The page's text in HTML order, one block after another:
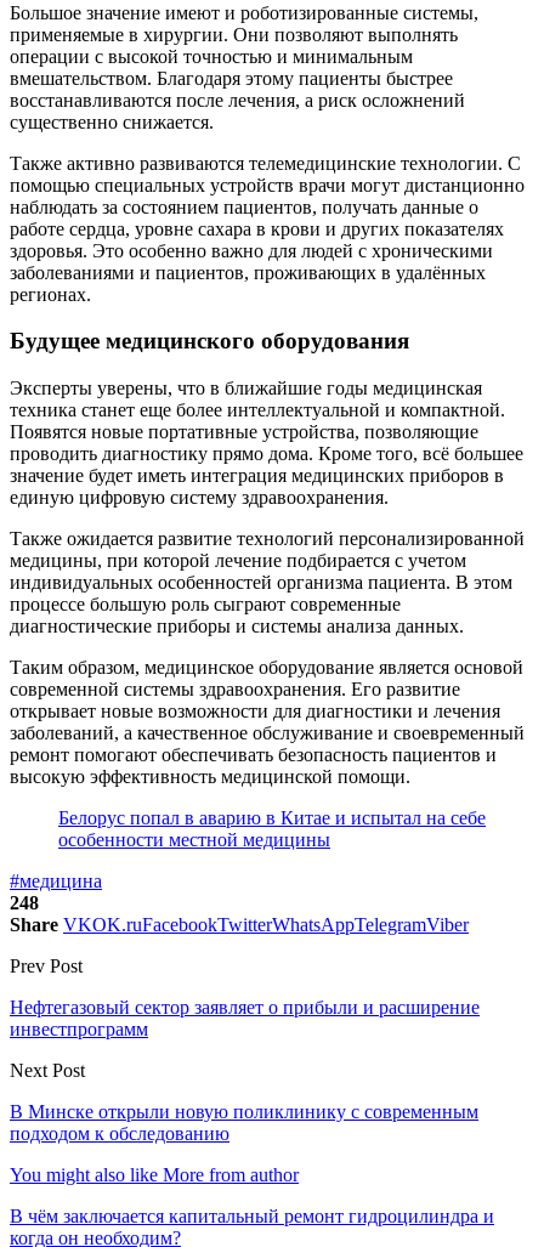
Большое значение имеют и роботизированные системы,
применяемые в хирургии. Они позволяют выполнять
операции с высокой точностью и минимальным
вмешательством. Благодаря этому пациенты быстрее
восстанавливаются после лечения, а риск осложнений
существенно снижается.
Также активно развиваются телемедицинские технологии. С
помощью специальных устройств врачи могут дистанционно
наблюдать за состоянием пациентов, получать данные о
работе сердца, уровне сахара в крови и других показателях
здоровья. Это особенно важно для людей с хроническими
заболеваниями и пациентов, проживающих в удалённых
регионах.
Будущее медицинского оборудования
Эксперты уверены, что в ближайшие годы медицинская
техника станет еще более интеллектуальной и компактной.
Появятся новые портативные устройства, позволяющие
проводить диагностику прямо дома. Кроме того, всё большее
значение будет иметь интеграция медицинских приборов в
единую цифровую систему здравоохранения.
Также ожидается развитие технологий персонализированной
медицины, при которой лечение подбирается с учетом
индивидуальных особенностей организма пациента. В этом
процессе большую роль сыграют современные
диагностические приборы и системы анализа данных.
Таким образом, медицинское оборудование является основой
современной системы здравоохранения. Его развитие
открывает новые возможности для диагностики и лечения
заболеваний, а качественное обслуживание и своевременный
ремонт помогают обеспечивать безопасность пациентов и
высокую эффективность медицинской помощи.
Белорус попал в аварию в Китае и испытал на себе
особенности местной медицины
#медицина
248
Share VKOK.ruFacebookTwitterWhatsAppTelegramViber
Prev Post
Нефтегазовый сектор заявляет о прибыли и расширение
инвестпрограмм
Next Post
В Минске открыли новую поликлинику с современным
подходом к обследованию
You might also like More from author
В чём заключается капитальный ремонт гидроцилиндра и
когда он необходим?